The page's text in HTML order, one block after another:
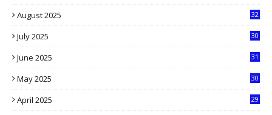
August 2025
32
July 2025
30
June 2025
31
May 2025
30
April 2025
29